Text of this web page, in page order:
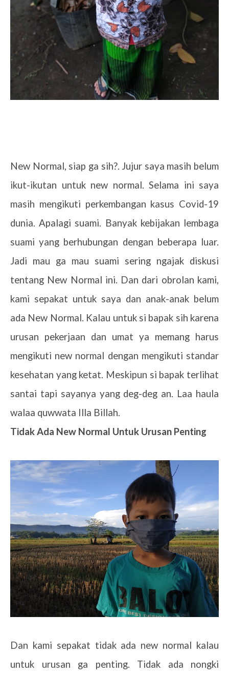
New Normal, siap ga sih?. Jujur saya masih belum
ikut-ikutan untuk new normal. Selama ini saya
masih mengikuti perkembangan kasus Covid-19
dunia. Apalagi suami. Banyak kebijakan lembaga
suami yang berhubungan dengan beberapa luar.
Jadi mau ga mau suami sering ngajak diskusi
tentang New Normal ini. Dan dari obrolan kami,
kami sepakat untuk saya dan anak-anak belum
ada New Normal. Kalau untuk si bapak sih karena
urusan pekerjaan dan umat ya memang harus
mengikuti new normal dengan mengikuti standar
kesehatan yang ketat. Meskipun si bapak terlihat
santai tapi sayanya yang deg-deg an. Laa haula
walaa quwwata Illa Billah.
Tidak Ada New Normal Untuk Urusan Penting
Dan kami sepakat tidak ada new normal kalau
untuk urusan ga penting. Tidak ada nongki